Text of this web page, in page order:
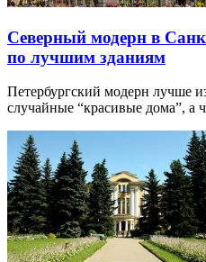
Северный модерн в
по лучшим зданиям
Петербургский модерн лучше
случайные “красивые дома”,